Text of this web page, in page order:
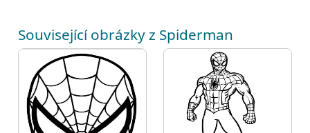
Související obrázky z Spiderman